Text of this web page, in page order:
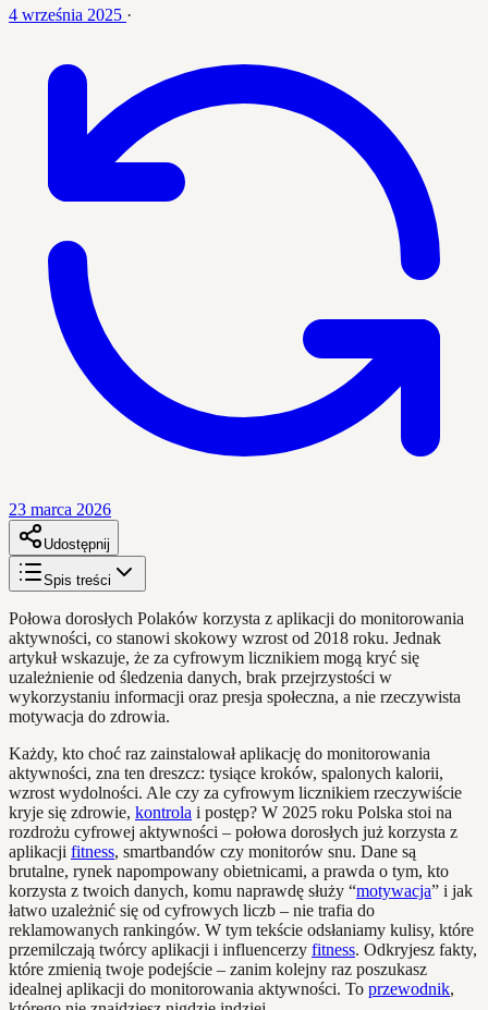
4 września 2025 ·
23 marca 2026
Udostępnij
Spis treści
Połowa dorosłych Polaków korzysta z aplikacji do monitorowania
aktywności, co stanowi skokowy wzrost od 2018 roku. Jednak
artykuł wskazuje, że za cyfrowym licznikiem mogą kryć się
uzależnienie od śledzenia danych, brak przejrzystości w
wykorzystaniu informacji oraz presja społeczna, a nie rzeczywista
motywacja do zdrowia.
Każdy, kto choć raz zainstalował aplikację do monitorowania
aktywności, zna ten dreszcz: tysiące kroków, spalonych kalorii,
wzrost wydolności. Ale czy za cyfrowym licznikiem rzeczywiście
kryje się zdrowie, kontrola i postęp? W 2025 roku Polska stoi na
rozdrożu cyfrowej aktywności – połowa dorosłych już korzysta z
aplikacji fitness, smartbandów czy monitorów snu. Dane są
brutalne, rynek napompowany obietnicami, a prawda o tym, kto
korzysta z twoich danych, komu naprawdę służy “motywacja” i jak
łatwo uzależnić się od cyfrowych liczb – nie trafia do
reklamowanych rankingów. W tym tekście odsłaniamy kulisy, które
przemilczają twórcy aplikacji i influencerzy fitness. Odkryjesz fakty,
które zmienią twoje podejście – zanim kolejny raz poszukasz
idealnej aplikacji do monitorowania aktywności. To przewodnik,